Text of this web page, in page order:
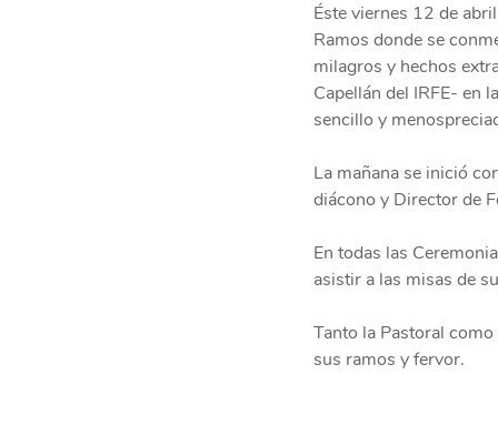
Éste viernes 12 de
Ramos donde se
milagros y hechos
Capellán del IRFE- en
sencillo y
La mañana se inició
diácono y Director de
En todas las
asistir a las misas de
Tanto la Pastoral
sus ramos y fervor.